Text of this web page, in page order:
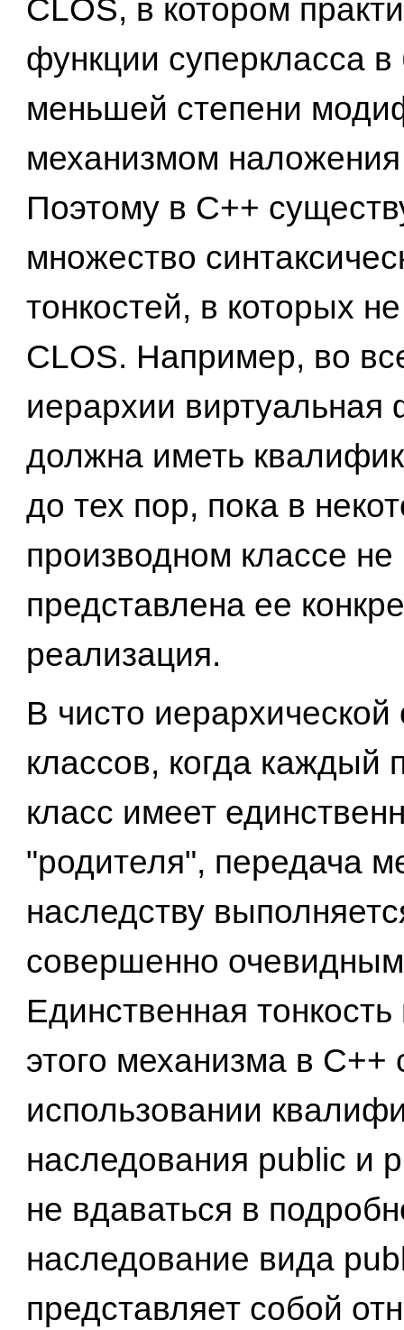
CLOS, в котором
функции суперкласса
меньшей степени
механизмом
Поэтому в C++
множество
тонкостей, в которых
CLOS. Например, во
иерархии виртуальная
должна иметь
до тех пор, пока в
производном классе не
представлена ее
реализация.
В чисто иерархической
классов, когда каждый
класс имеет
"родителя", передача
наследству
совершенно
Единственная
этого механизма в C++
использовании
наследования public и
не вдаваться в
наследование вида
представляет собой